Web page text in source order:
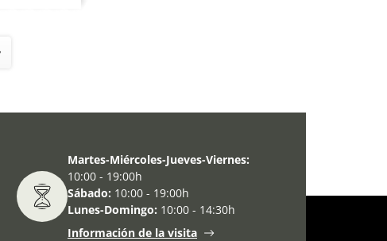
Martes-Miércoles-Jueves-Viernes:
10:00 - 19:00h
Sábado: 10:00 - 19:00h
Lunes-Domingo: 10:00 - 14:30h
Información de la visita